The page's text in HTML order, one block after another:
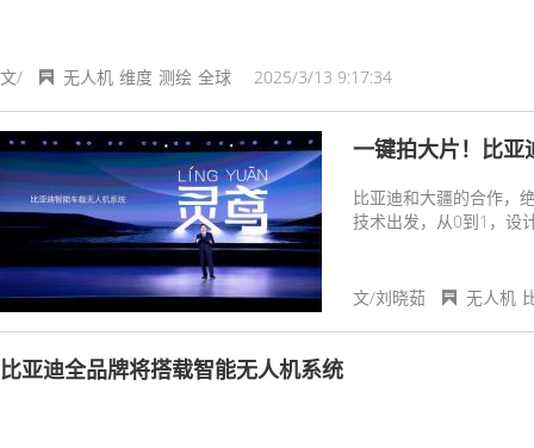
文/ 2025/3/13 9:17:34
无人机 维度 测绘 全球
一键拍大片！比亚
比亚迪和大疆的合作，
技术出发，从0到1，设
文/刘晓茹 无人机
比亚迪全品牌将搭载智能无人机系统